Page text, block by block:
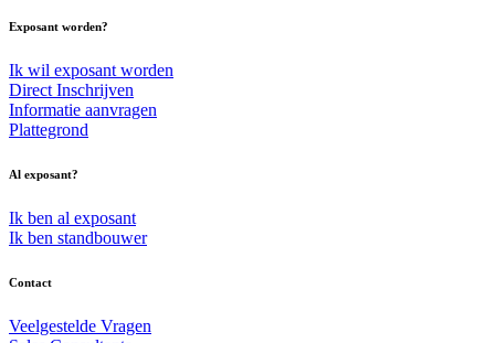
Exposant worden?
Ik wil exposant worden
Direct Inschrijven
Informatie aanvragen
Plattegrond
Al exposant?
Ik ben al exposant
Ik ben standbouwer
Contact
Veelgestelde Vragen